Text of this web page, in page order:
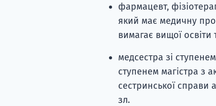
фармацевт,
який має медичну
вимагає вищої освіти
медсестра зі
ступенем магістра з
сестринської справи
зл.